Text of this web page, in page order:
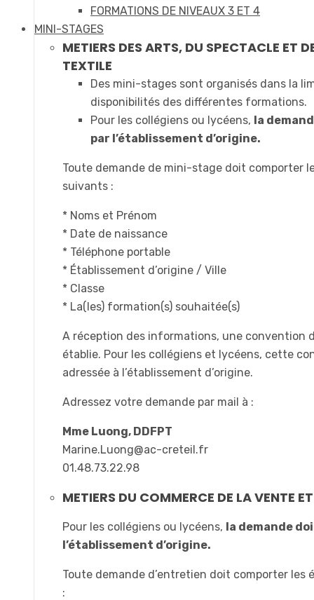
FORMATIONS DE NIVEAUX 3 ET 4
MINI-STAGES
METIERS DES ARTS, DU SPECTACLE ET
TEXTILE
Des mini-stages sont organisés dans la
disponibilités des différentes formations.
Pour les collégiens ou lycéens, la
par l’établissement d’origine.
Toute demande de mini-stage doit comporter
suivants :
* Noms et Prénom
* Date de naissance
* Téléphone portable
* Établissement d’origine / Ville
* Classe
* La(les) formation(s) souhaitée(s)
A réception des informations, une convention
établie. Pour les collégiens et lycéens, cette
adressée à l’établissement d’origine.
Adressez votre demande par mail à :
Mme Luong, DDFPT
Marine.Luong@ac-creteil.fr
01.48.73.22.98
METIERS DU COMMERCE DE LA VENTE
Pour les collégiens ou lycéens, la demande
l’établissement d’origine.
Toute demande d’entretien doit comporter les
: